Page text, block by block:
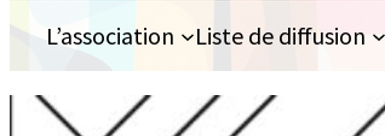
L’association Liste de diffusion